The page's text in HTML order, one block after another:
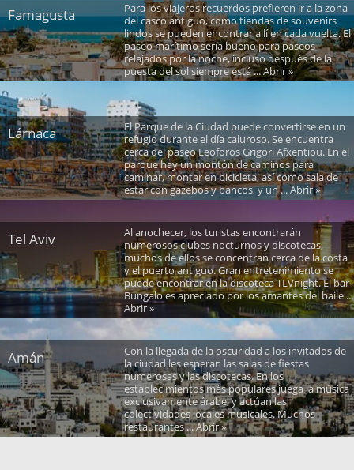
Famagusta
Para los viajeros recuerdos prefieren ir a la zona
del casco antiguo, como tiendas de souvenirs
lindos se pueden encontrar allí en cada vuelta. El
paseo marítimo sería bueno para paseos
relajados por la noche, incluso después de la
puesta del sol siempre está ... Abrir »
Lárnaca
El Parque de la Ciudad puede convertirse en un
refugio durante el día caluroso. Se encuentra
cerca del paseo Leoforos Grigori Afxentiou. En el
parque hay un montón de caminos para
caminar, montar en bicicleta, así como sala de
estar con gazebos y bancos, y un ... Abrir »
Tel Aviv
Al anochecer, los turistas encontrarán
numerosos clubes nocturnos y discotecas,
muchos de ellos se concentran cerca de la costa
y el puerto antiguo. Gran entretenimiento se
puede encontrar en la discoteca TLVnight. El bar
Bungalo es apreciado por los amantes del baile ...
Abrir »
Amán
Con la llegada de la oscuridad a los invitados de
la ciudad les esperan las salas de fiestas
numerosas y las discotecas. En los
establecimientos más populares juega la música
exclusivamente árabe, y actúan las
colectividades locales musicales. Muchos
restaurantes ... Abrir »